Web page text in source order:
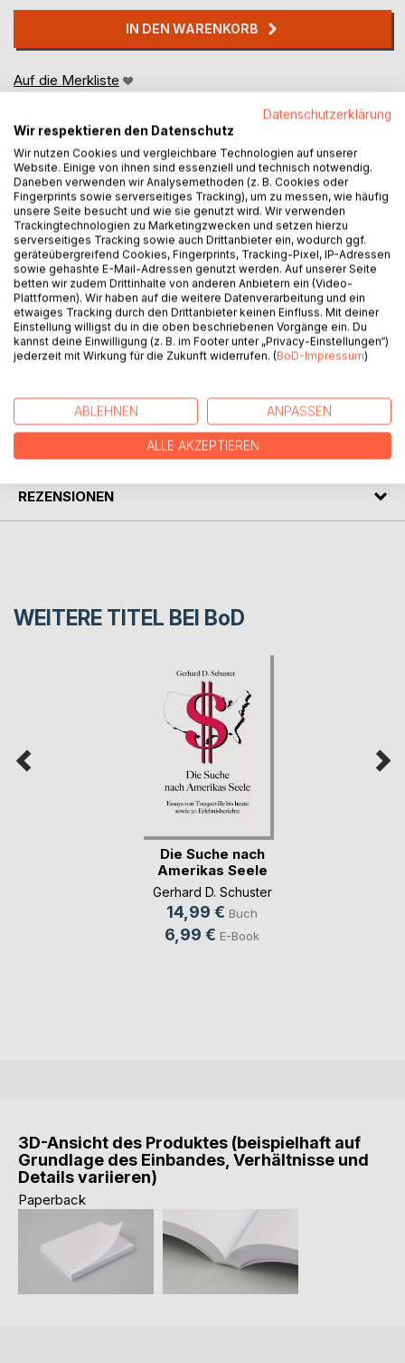
IN DEN WARENKORB
Auf die Merkliste
BESCHREIBUNG
Memoiren eines vielseitig begabten, Turbulenzen geradezu
herausfordernden internationalen Geschäftsmannes, der
nach mehr als 80 Jahren Leben seine Erinnerungen
aufgeschrieben hat.
AUTOR/IN
REZENSIONEN
WEITERE TITEL BEI BoD
Die Suche nach
Amerikas Seele
Gerhard D. Schuster
14,99 € Buch
6,99 € E-Book
3D-Ansicht des Produktes (beispielhaft auf
Grundlage des Einbandes, Verhältnisse und
Details variieren)
Paperback
Datenschutzerklärung
Wir respektieren den Datenschutz
Wir nutzen Cookies und vergleichbare Technologien auf unserer
Website. Einige von ihnen sind essenziell und technisch notwendig.
Daneben verwenden wir Analysemethoden (z. B. Cookies oder
Fingerprints sowie serverseitiges Tracking), um zu messen, wie häufig
unsere Seite besucht und wie sie genutzt wird. Wir verwenden
Trackingtechnologien zu Marketingzwecken und setzen hierzu
serverseitiges Tracking sowie auch Drittanbieter ein, wodurch ggf.
geräteübergreifend Cookies, Fingerprints, Tracking-Pixel, IP-Adressen
sowie gehashte E-Mail-Adressen genutzt werden. Auf unserer Seite
betten wir zudem Drittinhalte von anderen Anbietern ein (Video-
Plattformen). Wir haben auf die weitere Datenverarbeitung und ein
etwaiges Tracking durch den Drittanbieter keinen Einfluss. Mit deiner
Einstellung willigst du in die oben beschriebenen Vorgänge ein. Du
kannst deine Einwilligung (z. B. im Footer unter „Privacy-Einstellungen“)
jederzeit mit Wirkung für die Zukunft widerrufen. (BoD-Impressum)
ABLEHNEN ANPASSEN
ALLE AKZEPTIEREN